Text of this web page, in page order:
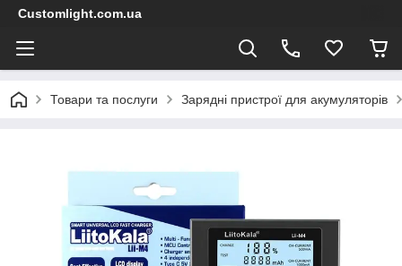
Customlight.com.ua
Товари та послуги Зарядні пристрої для акумуляторів